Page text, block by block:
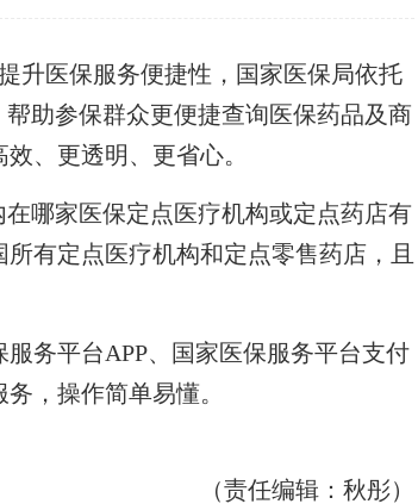
医保服务便捷性，国家医保局依托
帮助参保群众更便捷查询医保药品及商
、更透明、更省心。
哪家医保定点医疗机构或定点药店有
有定点医疗机构和定点零售药店，且
务平台APP、国家医保服务平台支付
，操作简单易懂。
（责任编辑：秋彤）